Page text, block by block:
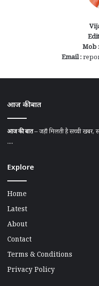
Mob :
Email :
आज की बात
आज की बात– जहाँ मिलती है सच्ची खबर,
....
Explore
Home
Latest
About
Contact
Terms & Conditions
Privacy Policy